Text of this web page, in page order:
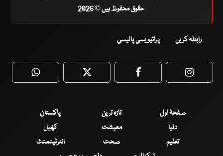
حقوق محفوظ ہیں © 2026
رابطہ کریں پرائیویسی پالیسی
WhatsApp Twitter Facebook
صفحۂ اول تازہ ترین
پاکستان
دنیا
معیشت
کھیل
تعلیم
صحت
انٹرٹینمنٹ